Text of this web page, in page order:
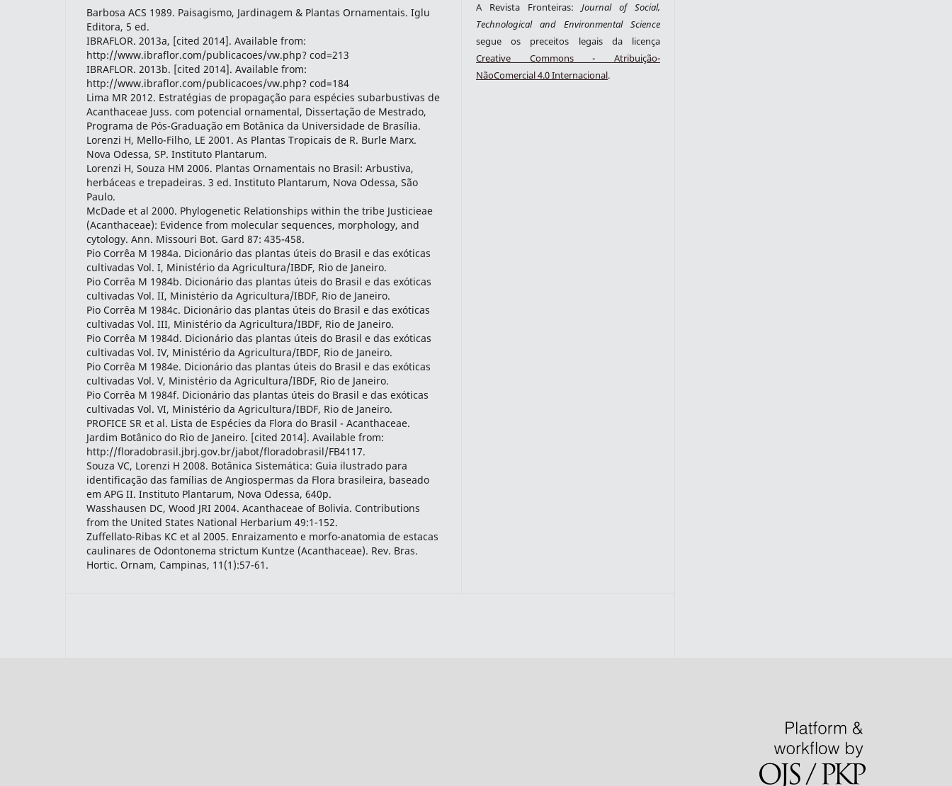
Barbosa ACS 1989. Paisagismo, Jardinagem & Plantas Ornamentais. Iglu
Editora, 5 ed.
IBRAFLOR. 2013a, [cited 2014]. Available from:
http://www.ibraflor.com/publicacoes/vw.php? cod=213
IBRAFLOR. 2013b. [cited 2014]. Available from:
http://www.ibraflor.com/publicacoes/vw.php? cod=184
Lima MR 2012. Estratégias de propagação para espécies subarbustivas de
Acanthaceae Juss. com potencial ornamental, Dissertação de Mestrado,
Programa de Pós-Graduação em Botânica da Universidade de Brasília.
Lorenzi H, Mello-Filho, LE 2001. As Plantas Tropicais de R. Burle Marx.
Nova Odessa, SP. Instituto Plantarum.
Lorenzi H, Souza HM 2006. Plantas Ornamentais no Brasil: Arbustiva,
herbáceas e trepadeiras. 3 ed. Instituto Plantarum, Nova Odessa, São
Paulo.
McDade et al 2000. Phylogenetic Relationships within the tribe Justicieae
(Acanthaceae): Evidence from molecular sequences, morphology, and
cytology. Ann. Missouri Bot. Gard 87: 435-458.
Pio Corrêa M 1984a. Dicionário das plantas úteis do Brasil e das exóticas
cultivadas Vol. I, Ministério da Agricultura/IBDF, Rio de Janeiro.
Pio Corrêa M 1984b. Dicionário das plantas úteis do Brasil e das exóticas
cultivadas Vol. II, Ministério da Agricultura/IBDF, Rio de Janeiro.
Pio Corrêa M 1984c. Dicionário das plantas úteis do Brasil e das exóticas
cultivadas Vol. III, Ministério da Agricultura/IBDF, Rio de Janeiro.
Pio Corrêa M 1984d. Dicionário das plantas úteis do Brasil e das exóticas
cultivadas Vol. IV, Ministério da Agricultura/IBDF, Rio de Janeiro.
Pio Corrêa M 1984e. Dicionário das plantas úteis do Brasil e das exóticas
cultivadas Vol. V, Ministério da Agricultura/IBDF, Rio de Janeiro.
Pio Corrêa M 1984f. Dicionário das plantas úteis do Brasil e das exóticas
cultivadas Vol. VI, Ministério da Agricultura/IBDF, Rio de Janeiro.
PROFICE SR et al. Lista de Espécies da Flora do Brasil - Acanthaceae.
Jardim Botânico do Rio de Janeiro. [cited 2014]. Available from:
http://floradobrasil.jbrj.gov.br/jabot/floradobrasil/FB4117.
Souza VC, Lorenzi H 2008. Botânica Sistemática: Guia ilustrado para
identificação das famílias de Angiospermas da Flora brasileira, baseado
em APG II. Instituto Plantarum, Nova Odessa, 640p.
Wasshausen DC, Wood JRI 2004. Acanthaceae of Bolivia. Contributions
from the United States National Herbarium 49:1-152.
Zuffellato-Ribas KC et al 2005. Enraizamento e morfo-anatomia de estacas
caulinares de Odontonema strictum Kuntze (Acanthaceae). Rev. Bras.
Hortic. Ornam, Campinas, 11(1):57-61.
A Revista Fronteiras: Journal of Social,
Technological and Environmental Science
segue os preceitos legais da licença
Creative Commons - Atribuição-
NãoComercial 4.0 Internacional.